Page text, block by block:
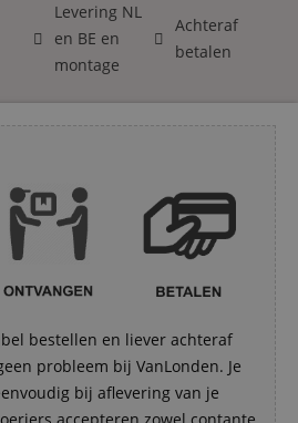
Levering NL
en BE en
montage
Achteraf
betalen
bestellen en liever achteraf
probleem bij VanLonden. Je
bij aflevering van je
accepteren zowel contante